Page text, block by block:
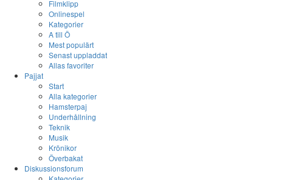
Filmklipp
Onlinespel
Kategorier
A till Ö
Mest populärt
Senast uppladdat
Allas favoriter
Pajjat
Start
Alla kategorier
Hamsterpaj
Underhållning
Teknik
Musik
Krönikor
Överbakat
Diskussionsforum